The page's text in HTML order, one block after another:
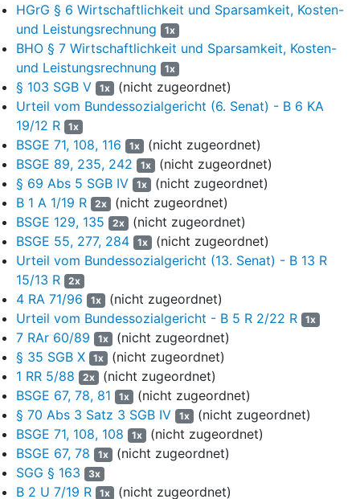
9
Verfahrensrechtliche Hindernisse stehen einer
Sachentscheidung nicht entgegen. Die Mitarbeiter der
Klägerin, denen ein Dienstfahrzeug zugeordnet ist und die
deshalb von der Entscheidung mittelbar betroffen sind, waren
nicht notwendig beizuladen(§ 75 Abs 2 Alt 1 SGG
Aufsichtsverfahren nicht unmittelbar über Rechte betroffener
Mitarbeiter entschieden wird. Die Klagebefugnis
Satz 1 SGG)
der Klägerin ergibt sich aus der möglichen
Verletzung ihres gesetzlich eingeräumten
Selbstverwaltungsrechts
§ 29 SGB IV
Anordnungen(§ 31 Satz 1 SGB X )im Verpflichtungsbescheid,
die sich nicht (teilweise) erledigt
(§ 39 Abs 2 SGB X
Zwar sind die darin konkret bezeichneten 13 Dienstfahrzeuge
nicht mehr im Bestand der Klägerin, weil die einjährige
Leasinglaufzeit jeweils abgelaufen ist. Die Untersagung der
personenbezogenen Zuweisung von Dienstfahrzeugen
erstreckt sich aber ausdrücklich auch auf künftige Nachfolge-
Zuordnungen. Ebenso liegt in der modifizierten Anwendung der
unveränderten Dienstfahrzeugrichtlinie keine Erledigung der
entsprechenden aufsichtsrechtlichen Verfügung. Die Klägerin
hat nicht rechtsverbindlich erklärt, von der beanstandeten
personenbezogenen Zuweisung von Dienstfahrzeugen künftig
endgültig abzurücken. Ein Vorverfahren war entbehrlich, weil
eine oberste Landesbehörde den Verpflichtungsbescheid
erlassen hat(§ 78 Abs 1 Satz 2 Nr 2 SGG).
10
Die Klage ist begründet. Der aufsichtsrechtliche
Verpflichtungsbescheid des Beklagten ist rechtswidrig.
HGrG § 6 Wirtschaftlichkeit und Sparsamkeit, Kosten-
und Leistungsrechnung
1x
BHO § 7 Wirtschaftlichkeit und Sparsamkeit, Kosten-
und Leistungsrechnung
1x
§ 103 SGB V 1x (nicht zugeordnet)
Urteil vom Bundessozialgericht (6. Senat) - B 6 KA
19/12 R
1x
BSGE 71, 108, 116 1x (nicht zugeordnet)
BSGE 89, 235, 242
1x (nicht zugeordnet)
§ 69 Abs 5 SGB IV
1x (nicht zugeordnet)
B 1 A 1/19 R
2x (nicht zugeordnet)
BSGE 129, 135
2x (nicht zugeordnet)
BSGE 55, 277, 284
1x (nicht zugeordnet)
Urteil vom Bundessozialgericht (13. Senat) - B 13 R
15/13 R
2x
4 RA 71/96 1x (nicht zugeordnet)
Urteil vom Bundessozialgericht - B 5 R 2/22 R
1x
7 RAr 60/89 1x (nicht zugeordnet)
§ 35 SGB X
1x (nicht zugeordnet)
1 RR 5/88
2x (nicht zugeordnet)
BSGE 67, 78, 81
1x (nicht zugeordnet)
§ 70 Abs 3 Satz 3 SGB IV
1x (nicht zugeordnet)
BSGE 71, 108, 108
1x (nicht zugeordnet)
BSGE 67, 78
1x (nicht zugeordnet)
SGG § 163
3x
B 2 U 7/19 R 1x (nicht zugeordnet)